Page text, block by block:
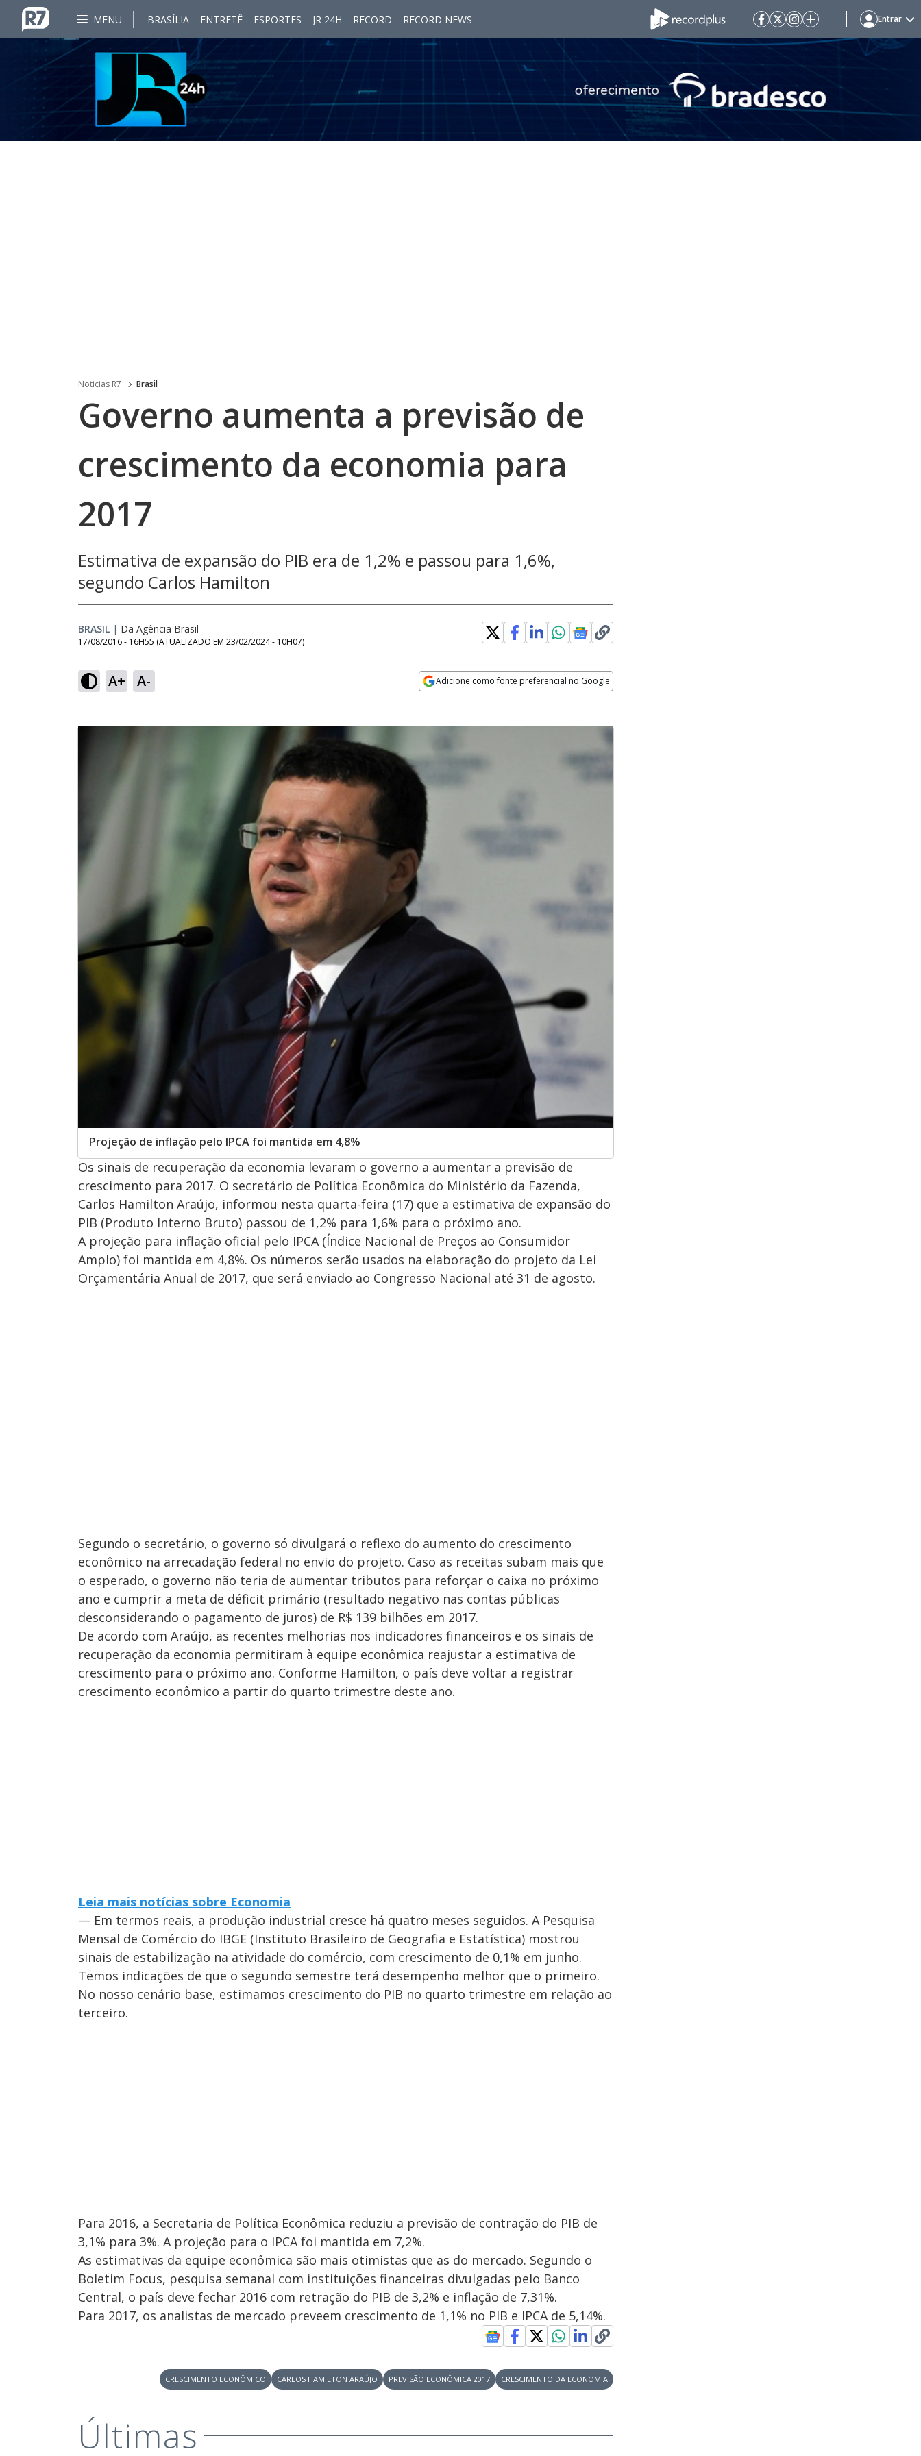
MENU BRASÍLIA ENTRETÊ ESPORTES JR 24H RECORD RECORD NEWS Entrar
Noticias R7 Brasil
Governo aumenta a previsão de
crescimento da economia para
2017
Estimativa de expansão do PIB era de 1,2% e passou para 1,6%,
segundo Carlos Hamilton
BRASIL | Da Agência Brasil
17/08/2016 - 16H55 (ATUALIZADO EM 23/02/2024 - 10H07)
A+ A- Adicione como fonte preferencial no Google
Projeção de inflação pelo IPCA foi mantida em 4,8%
Os sinais de recuperação da economia levaram o governo a aumentar a previsão de
crescimento para 2017. O secretário de Política Econômica do Ministério da Fazenda,
Carlos Hamilton Araújo, informou nesta quarta-feira (17) que a estimativa de expansão do
PIB (Produto Interno Bruto) passou de 1,2% para 1,6% para o próximo ano.
A projeção para inflação oficial pelo IPCA (Índice Nacional de Preços ao Consumidor
Amplo) foi mantida em 4,8%. Os números serão usados na elaboração do projeto da Lei
Orçamentária Anual de 2017, que será enviado ao Congresso Nacional até 31 de agosto.
Segundo o secretário, o governo só divulgará o reflexo do aumento do crescimento
econômico na arrecadação federal no envio do projeto. Caso as receitas subam mais que
o esperado, o governo não teria de aumentar tributos para reforçar o caixa no próximo
ano e cumprir a meta de déficit primário (resultado negativo nas contas públicas
desconsiderando o pagamento de juros) de R$ 139 bilhões em 2017.
De acordo com Araújo, as recentes melhorias nos indicadores financeiros e os sinais de
recuperação da economia permitiram à equipe econômica reajustar a estimativa de
crescimento para o próximo ano. Conforme Hamilton, o país deve voltar a registrar
crescimento econômico a partir do quarto trimestre deste ano.
Leia mais notícias sobre Economia
— Em termos reais, a produção industrial cresce há quatro meses seguidos. A Pesquisa
Mensal de Comércio do IBGE (Instituto Brasileiro de Geografia e Estatística) mostrou
sinais de estabilização na atividade do comércio, com crescimento de 0,1% em junho.
Temos indicações de que o segundo semestre terá desempenho melhor que o primeiro.
No nosso cenário base, estimamos crescimento do PIB no quarto trimestre em relação ao
terceiro.
Para 2016, a Secretaria de Política Econômica reduziu a previsão de contração do PIB de
3,1% para 3%. A projeção para o IPCA foi mantida em 7,2%.
As estimativas da equipe econômica são mais otimistas que as do mercado. Segundo o
Boletim Focus, pesquisa semanal com instituições financeiras divulgadas pelo Banco
Central, o país deve fechar 2016 com retração do PIB de 3,2% e inflação de 7,31%.
Para 2017, os analistas de mercado preveem crescimento de 1,1% no PIB e IPCA de 5,14%.
CRESCIMENTO ECONÔMICO CARLOS HAMILTON ARAÚJO PREVISÃO ECONÔMICA 2017 CRESCIMENTO DA ECONOMIA
Últimas